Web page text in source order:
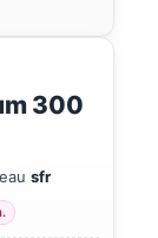
300
sfr